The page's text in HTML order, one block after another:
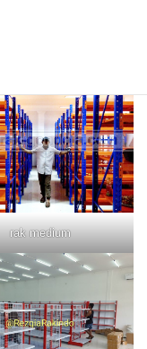
rak medium